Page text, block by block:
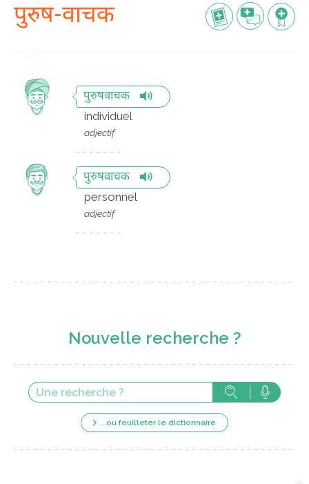
पुरुष-वाचक
पुरुषवाचक
individuel
adjectif
पुरुषवाचक
personnel
adjectif
Nouvelle recherche ?
...ou feuilleter le dictionnaire